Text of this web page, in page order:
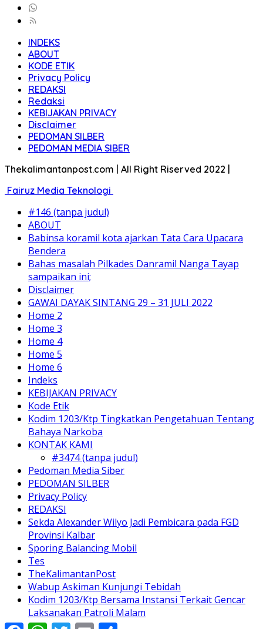
INDEKS
ABOUT
KODE ETIK
Privacy Policy
REDAKSI
Redaksi
KEBIJAKAN PRIVACY
Disclaimer
PEDOMAN SILBER
PEDOMAN MEDIA SIBER
Thekalimantanpost.com | All Right Riserved 2022 |
Fairuz Media Teknologi
#146 (tanpa judul)
ABOUT
Babinsa koramil kota ajarkan Tata Cara Upacara
Bendera
Bahas masalah Pilkades Danramil Nanga Tayap
sampaikan ini;
Disclaimer
GAWAI DAYAK SINTANG 29 – 31 JULI 2022
Home 2
Home 3
Home 4
Home 5
Home 6
Indeks
KEBIJAKAN PRIVACY
Kode Etik
Kodim 1203/Ktp Tingkatkan Pengetahuan Tentang
Bahaya Narkoba
KONTAK KAMI
#3474 (tanpa judul)
Pedoman Media Siber
PEDOMAN SILBER
Privacy Policy
REDAKSI
Sekda Alexander Wilyo Jadi Pembicara pada FGD
Provinsi Kalbar
Sporing Balancing Mobil
Tes
TheKalimantanPost
Wabup Askiman Kunjungi Tebidah
Kodim 1203/Ktp Bersama Instansi Terkait Gencar
Laksanakan Patroli Malam